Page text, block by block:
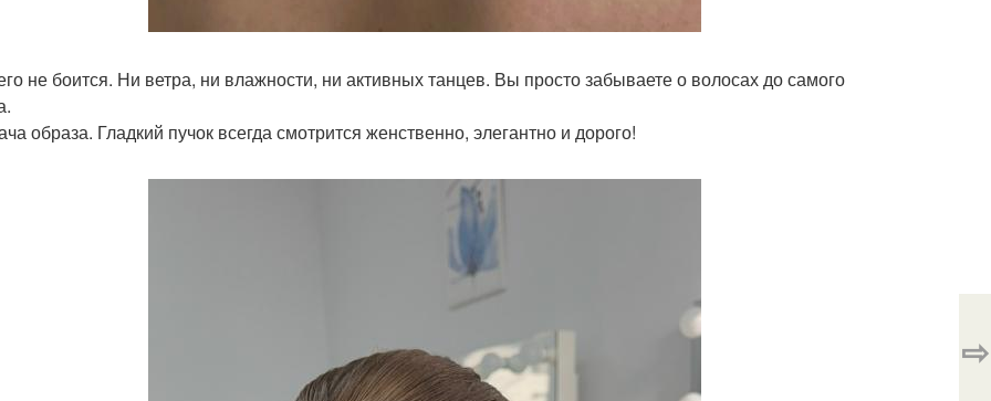
не боится. Ни ветра, ни влажности, ни активных танцев. Вы просто забываете о волосах до самого
образа. Гладкий пучок всегда смотрится женственно, элегантно и дорого!
⇨